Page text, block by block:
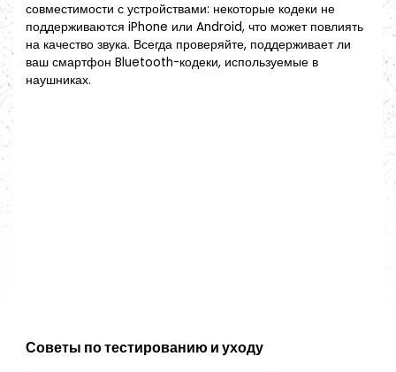
совместимости с устройствами: некоторые кодеки не
поддерживаются iPhone или Android, что может повлиять
на качество звука. Всегда проверяйте, поддерживает ли
ваш смартфон Bluetooth-кодеки, используемые в
наушниках.
Советы по тестированию и уходу